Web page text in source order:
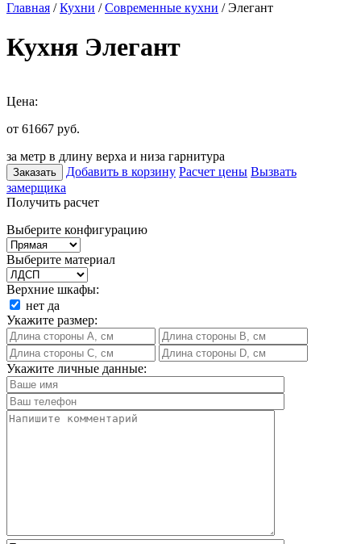
Главная /Кухни /Современные кухни / Элегант
Кухня Элегант
Цена:
от 61667 руб.
за метр в длину верха и низа гарнитура
Заказать Добавить в корзину Расчет цены Вызвать
замерщика
Получить расчет
Выберите конфигурацию
Выберите материал
Верхние шкафы:
нет да
Укажите размер:
Укажите личные данные: